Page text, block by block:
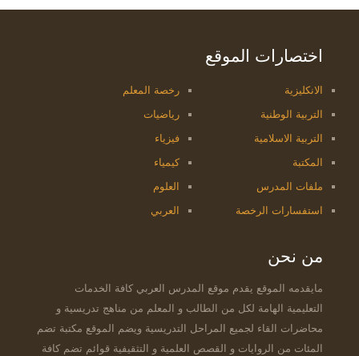
اختصارات الموقع
رخصة المعلم
رياضيات
فيزياء
كيمياء
العلوم
العربي
الانكليزية
التربية الوطنية
التربية الاسلامية
المكتبة
ملفات المدرس
استفسارات الرخصة
من نحن
مايقدمه الموقع يقدم موقع المدرس العربي كافة الخدمات
التعليمية الهامة لكل من الطالب و المعلم من مناهج تدريسية و
محاضرات القاء لجميع المراحل التدريسية ويضم الموقع مكتبة تضم
المئات من الروايات و القصص العلمية و التثقيفية قوائم تضم كافة